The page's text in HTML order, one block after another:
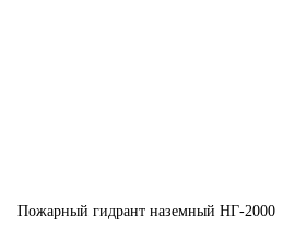
Пожарный гидрант наземный НГ-2000